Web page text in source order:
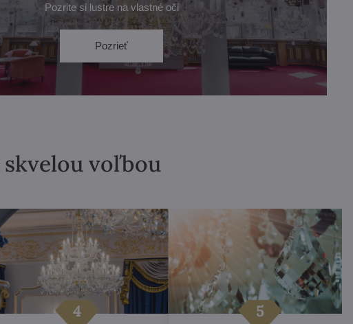
Pozrite si lustre na vlastné oči
Pozrieť
voľbou